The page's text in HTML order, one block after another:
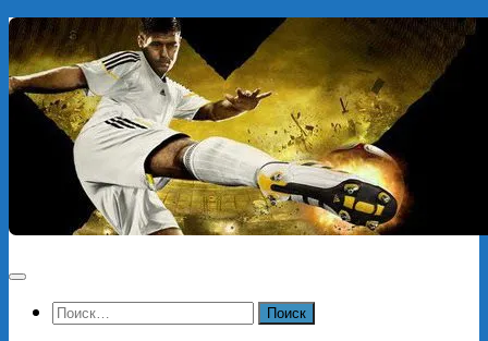
Перейти
к
содержимому
Найти: